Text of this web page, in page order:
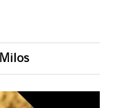
Milos